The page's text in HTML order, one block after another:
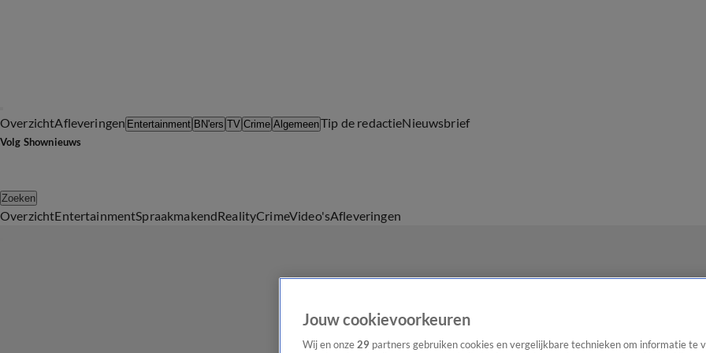
OverzichtAfleveringen Entertainment BN'ers TV Crime AlgemeenTip de redactieNieuwsbrief
Volg Shownieuws
Zoeken
OverzichtEntertainmentSpraakmakendRealityCrimeVideo'sAfleveringen
Jouw cookievoorkeuren
Wij en onze 29 partners gebruiken cookies en vergelijkbare technieken om informatie te